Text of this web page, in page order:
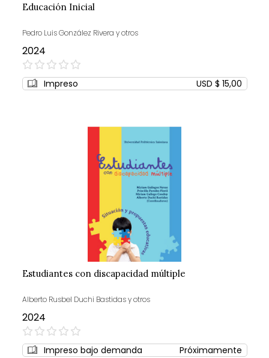
Educación Inicial
Pedro Luis González Rivera y otros
2024
0%
Impreso USD $ 15,00
Estudiantes con discapacidad múltiple
Alberto Rusbel Duchi Bastidas y otros
2024
0%
Impreso bajo demanda
Próximamente